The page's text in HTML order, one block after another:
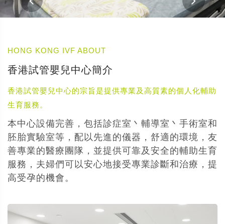
HONG KONG IVF ABOUT
香港試管嬰兒中心簡介
香港試管嬰兒中心的宗旨是提供專業及高質素的個人化輔助
生育服務。
本中心設備完善，包括診症室丶輔導室丶手術室和
胚胎實驗室等，配以先進的儀器，舒適的環境，友
善專業的醫療團隊，並提供可靠及安全的輔助生育
服務，夫婦們可以安心地接受專業診斷和治療，提
高受孕的機會。